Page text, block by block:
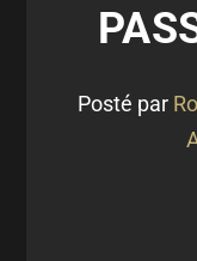
Posté par